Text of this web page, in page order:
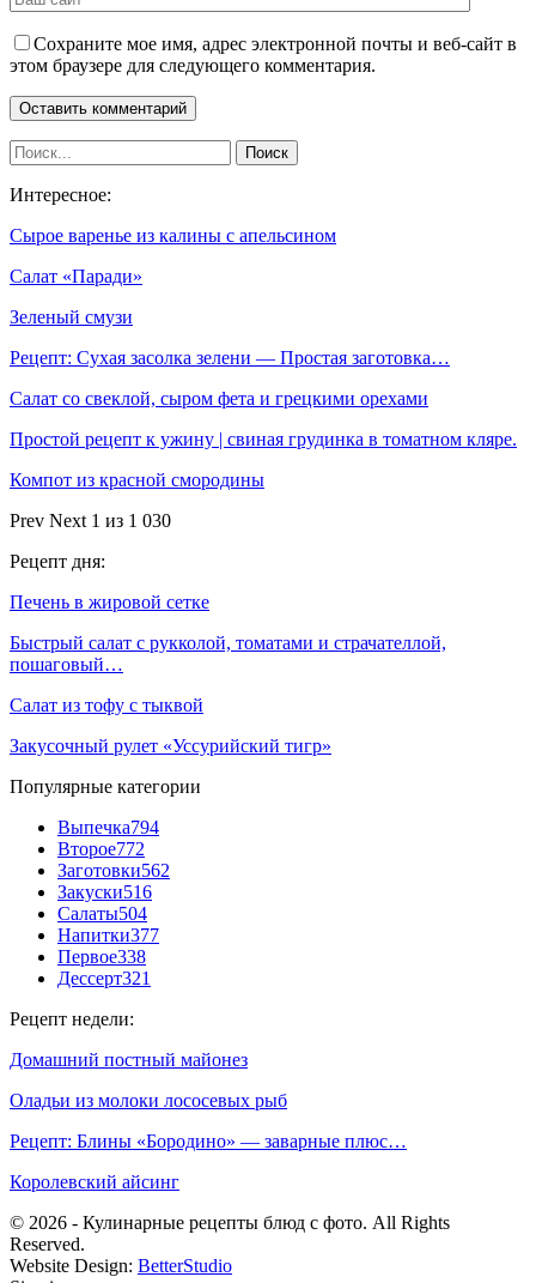
Сохраните мое имя, адрес электронной почты и веб-сайт в
этом браузере для следующего комментария.
Интересное:
Сырое варенье из калины с апельсином
Салат «Паради»
Зеленый смузи
Рецепт: Сухая засолка зелени — Простая заготовка…
Салат со свеклой, сыром фета и грецкими орехами
Простой рецепт к ужину | свиная грудинка в томатном кляре.
Компот из красной смородины
Prev Next 1 из 1 030
Рецепт дня:
Печень в жировой сетке
Быстрый салат с рукколой, томатами и страчателлой,
пошаговый…
Салат из тофу с тыквой
Закусочный рулет «Уссурийский тигр»
Популярные категории
Выпечка794
Второе772
Заготовки562
Закуски516
Салаты504
Напитки377
Первое338
Дессерт321
Рецепт недели:
Домашний постный майонез
Оладьи из молоки лососевых рыб
Рецепт: Блины «Бородино» — заварные плюс…
Королевский айсинг
© 2026 - Кулинарные рецепты блюд с фото. All Rights
Reserved.
Website Design: BetterStudio